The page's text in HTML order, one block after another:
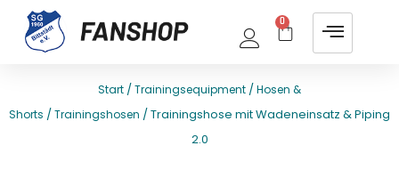
0
Start /Trainingsequipment /Hosen &
Shorts /Trainingshosen / Trainingshose mit Wadeneinsatz & Piping
2.0